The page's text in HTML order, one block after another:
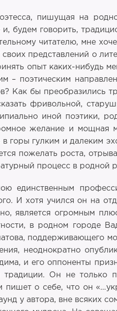
пишущая на
и, будем говорить,
читателю, мне
представлений о
опыт каких-нибудь
– поэтическим
Как бы преобразились
фривольной,
иной поэтики,
желание и мощная
горы гулким и далеким
пожелать роста,
процесс в родной
единственным
И хотя учился он на
является огромным
в родном городе
поддерживающего
неоднократно
и его оппоненты
традиции. Он не
о себе, что он
у автора, вне всяких